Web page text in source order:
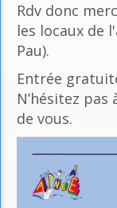
Rdv donc
les locaux de
Pau).
Entrée
N’hésitez
de vous.